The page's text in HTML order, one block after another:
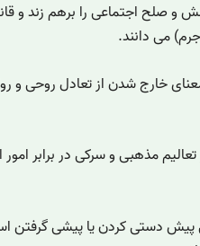
و صلح اجتماعی را برهم زند و
می دانند.
خارج شدن از تعادل روحی و
مذهبی و سرکی در برابر امور
پیش دستی کردن یا پیشی گرفتن